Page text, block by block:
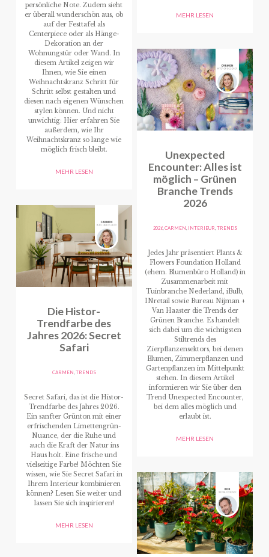
persönliche Note. Zudem sieht
er überall wunderschön aus, ob
auf der Festtafel als
Centerpiece oder als Hänge-
Dekoration an der
Wohnungstür oder Wand. In
diesem Artikel zeigen wir
Ihnen, wie Sie einen
Weihnachtskranz Schritt für
Schritt selbst gestalten und
diesen nach eigenen Wünschen
stylen können. Und nicht
unwichtig: Hier erfahren Sie
außerdem, wie Ihr
Weihnachtskranz so lange wie
möglich frisch bleibt.
MEHR LESEN
Die Histor-
Trendfarbe des
Jahres 2026: Secret
Safari
CARMEN TRENDS
Secret Safari, das ist die Histor-
Trendfarbe des Jahres 2026.
Ein sanfter Grünton mit einer
erfrischenden Limettengrün-
Nuance, der die Ruhe und
auch die Kraft der Natur ins
Haus holt. Eine frische und
vielseitige Farbe! Möchten Sie
wissen, wie Sie Secret Safari in
Ihrem Interieur kombinieren
können? Lesen Sie weiter und
lassen Sie sich inspirieren!
MEHR LESEN
MEHR LESEN
Unexpected
Encounter: Alles ist
möglich – Grünen
Branche Trends
2026
2026, CARMEN INTERIEUR TRENDS
Jedes Jahr präsentiert Plants &
Flowers Foundation Holland
(ehem. Blumenbüro Holland) in
Zusammenarbeit mit
Tuinbranche Nederland, iBulb,
INretail sowie Bureau Nijman +
Van Haaster die Trends der
Grünen Branche. Es handelt
sich dabei um die wichtigsten
Stiltrends des
Zierpflanzensektors, bei denen
Blumen, Zimmerpflanzen und
Gartenpflanzen im Mittelpunkt
stehen. In diesem Artikel
informieren wir Sie über den
Trend Unexpected Encounter,
bei dem alles möglich und
erlaubt ist.
MEHR LESEN